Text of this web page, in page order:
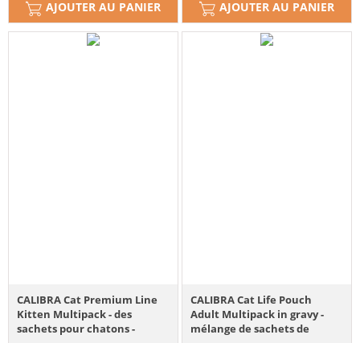
AJOUTER AU PANIER AJOUTER AU PANIER
CALIBRA Cat Premium Line
Kitten Multipack - des
sachets pour chatons -
CALIBRA Cat Life Pouch
Adult Multipack in gravy -
mélange de sachets de